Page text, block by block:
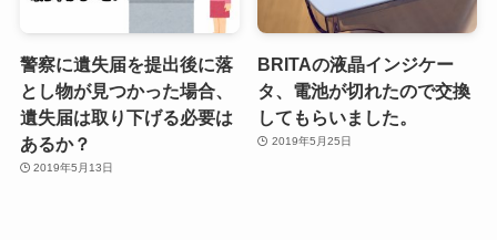
警察に遺失届を提出後に落
とし物が見つかった場合、
遺失届は取り下げる必要は
あるか？
2019年5月13日
BRITAの液晶インジケー
タ、電池が切れたので交換
してもらいました。
2019年5月25日